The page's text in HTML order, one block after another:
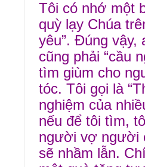
Tôi có nhớ một
quỳ lạy Chúa
yêu”. Đúng vậy,
cũng phải “cầu
tìm giùm cho
tóc. Tôi gọi là
nghiệm của
nếu để tôi tìm,
người vợ người
sẽ nhầm lẫn.